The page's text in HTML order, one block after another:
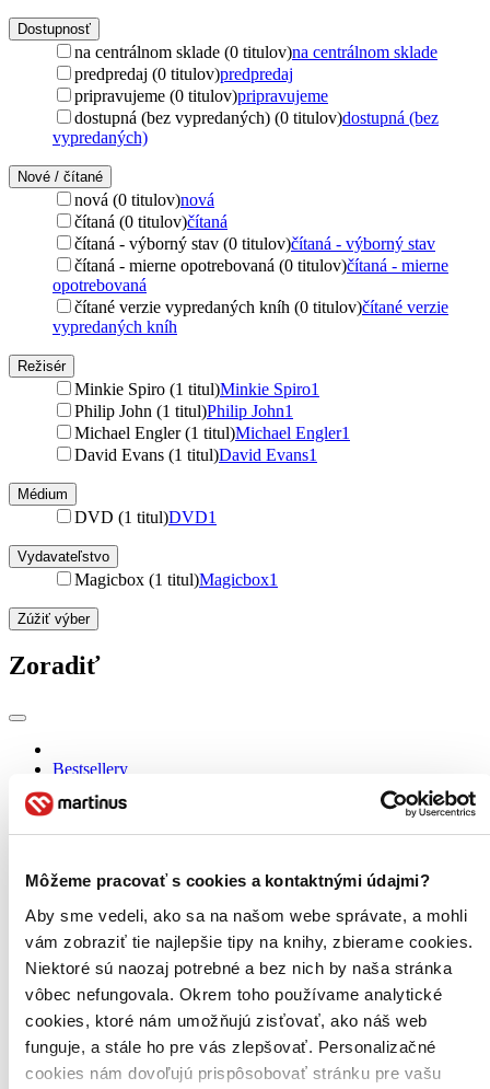
Môžeme pracovať s cookies a kontaktnými údajmi?
Aby sme vedeli, ako sa na našom webe správate, a mohli
vám zobraziť tie najlepšie tipy na knihy, zbierame cookies.
Niektoré sú naozaj potrebné a bez nich by naša stránka
vôbec nefungovala. Okrem toho používame analytické
cookies, ktoré nám umožňujú zisťovať, ako náš web
funguje, a stále ho pre vás zlepšovať. Personalizačné
cookies nám dovoľujú prispôsobovať stránku pre vašu
Dostupnosť
na centrálnom sklade (0 titulov)na centrálnom sklade
predpredaj (0 titulov)predpredaj
pripravujeme (0 titulov)pripravujeme
dostupná (bez vypredaných) (0 titulov)dostupná (bez
vypredaných)
Nové / čítané
nová (0 titulov)nová
čítaná (0 titulov)čítaná
čítaná - výborný stav (0 titulov)čítaná - výborný stav
čítaná - mierne opotrebovaná (0 titulov)čítaná - mierne
opotrebovaná
čítané verzie vypredaných kníh (0 titulov)čítané verzie
vypredaných kníh
Režisér
Minkie Spiro (1 titul)Minkie Spiro1
Philip John (1 titul)Philip John1
Michael Engler (1 titul)Michael Engler1
David Evans (1 titul)David Evans1
Médium
DVD (1 titul)DVD1
Vydavateľstvo
Magicbox (1 titul)Magicbox1
Zúžiť výber
Zoradiť
Bestsellery
Novinky
Použité filtre
Zrušiť filtre
Účinkuje Maggie Smith a ďalšíV anglickom jazyku